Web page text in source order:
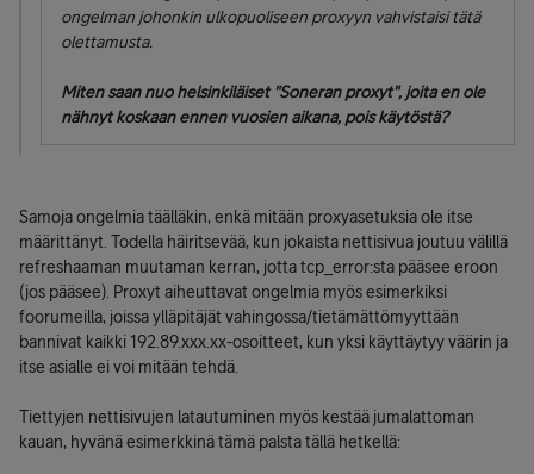
ongelman johonkin ulkopuoliseen proxyyn vahvistaisi tätä
olettamusta.
Miten saan nuo helsinkiläiset "Soneran proxyt", joita en ole
nähnyt koskaan ennen vuosien aikana, pois käytöstä?
Samoja ongelmia täälläkin, enkä mitään proxyasetuksia ole itse
määrittänyt. Todella häiritsevää, kun jokaista nettisivua joutuu välillä
refreshaaman muutaman kerran, jotta tcp_error:sta pääsee eroon
(jos pääsee). Proxyt aiheuttavat ongelmia myös esimerkiksi
foorumeilla, joissa ylläpitäjät vahingossa/tietämättömyyttään
bannivat kaikki 192.89.xxx.xx-osoitteet, kun yksi käyttäytyy väärin ja
itse asialle ei voi mitään tehdä.
Tiettyjen nettisivujen latautuminen myös kestää jumalattoman
kauan, hyvänä esimerkkinä tämä palsta tällä hetkellä: